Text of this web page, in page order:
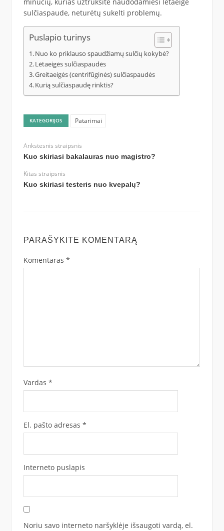
sulčiaspaude, neturėtų sukelti problemų.
Puslapio turinys
Nuo ko priklauso spaudžiamų sulčių kokybė?
Lėtaeigės sulčiaspaudės
Greitaeigės (centrifūginės) sulčiaspaudės
Kurią sulčiaspaudę rinktis?
KATEGORIJOS Patarimai
Ankstesnis straipsnis
Kuo skiriasi bakalauras nuo magistro?
Kitas straipsnis
Kuo skiriasi testeris nuo kvepalų?
PARAŠYKITE KOMENTARĄ
Komentaras *
Vardas *
El. pašto adresas *
Interneto puslapis
Noriu savo interneto naršyklėje išsaugoti vardą, el.